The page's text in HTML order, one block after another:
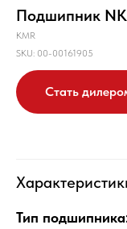
Подшипник
KMR
SKU: 00-00161905
Стать
Тип